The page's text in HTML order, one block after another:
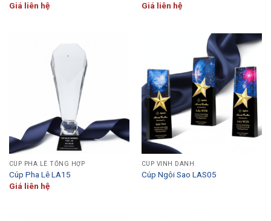
Giá liên hệ
Giá liên hệ
CÚP PHA LÊ TỔNG HỢP
Cúp Pha Lê LA15
Giá liên hệ
CÚP VINH DANH
Cúp Ngôi Sao LAS05